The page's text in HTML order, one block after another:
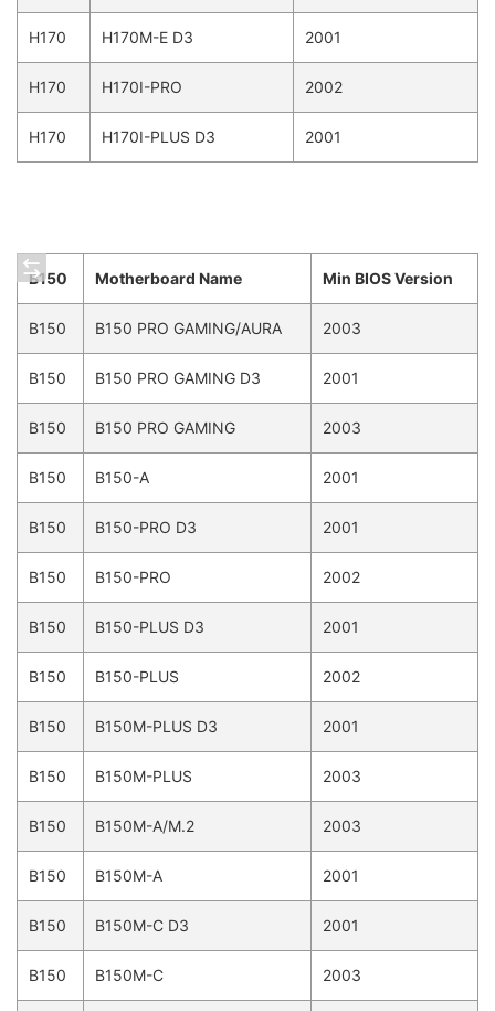
H170 H170M-E D3 2001
H170 H170I-PRO 2002
H170 H170I-PLUS D3 2001
B150 Motherboard Name Min BIOS Version
B150 B150 PRO GAMING/AURA 2003
B150 B150 PRO GAMING D3 2001
B150 B150 PRO GAMING 2003
B150 B150-A 2001
B150 B150-PRO D3 2001
B150 B150-PRO 2002
B150 B150-PLUS D3 2001
B150 B150-PLUS 2002
B150 B150M-PLUS D3 2001
B150 B150M-PLUS 2003
B150 B150M-A/M.2 2003
B150 B150M-A 2001
B150 B150M-C D3 2001
B150 B150M-C 2003